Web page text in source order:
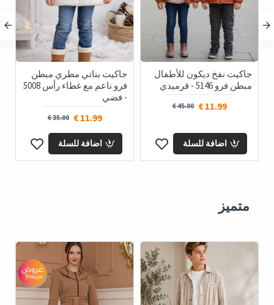
جاكيت نفخ ديكون للأطفال
مبطن فرو 5146 - قرميدي
11.99 €
45.00 €
اضافة للسلة
جاكيت بناتي مطري مبطن
فرو ناعم مع غطاء رأس 5008
- فضي
11.99 €
35.00 €
اضافة للسلة
متميز